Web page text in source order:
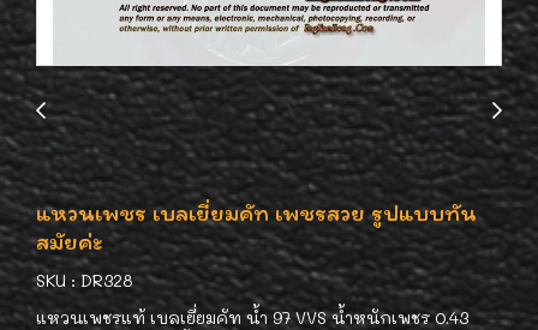
แหวนเพชร เบลเยี่ยมคัท เพชรสวย รูปแบบทัน
สมัยค่ะ
SKU : DR328
แหวนเพชรแท้ เบลเยี่ยมคัท น้ำ 97 VVS น้ำหนักเพชร 0.43